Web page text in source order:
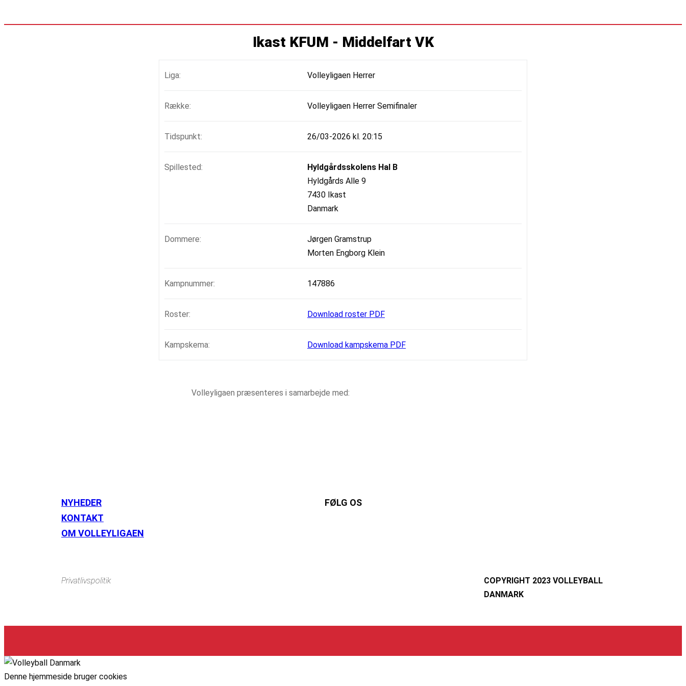
Ikast KFUM - Middelfart VK
Liga: Volleyligaen Herrer
Række: Volleyligaen Herrer Semifinaler
Tidspunkt: 26/03-2026 kl. 20:15
Spillested:
Hyldgårdsskolens Hal B
Hyldgårds Alle 9
7430 Ikast
Danmark
Dommere:
Jørgen Gramstrup
Morten Engborg Klein
Kampnummer: 147886
Roster: Download roster PDF
Kampskema: Download kampskema PDF
Volleyligaen præsenteres i samarbejde med:
NYHEDER
KONTAKT
OM VOLLEYLIGAEN
FØLG OS
Privatlivspolitik
COPYRIGHT 2023 VOLLEYBALL
DANMARK
Denne hjemmeside bruger cookies